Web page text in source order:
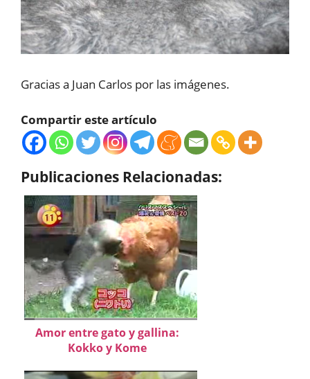
Gracias a Juan Carlos por las imágenes.
Compartir este artículo
Publicaciones Relacionadas:
Amor entre gato y gallina:
Kokko y Kome